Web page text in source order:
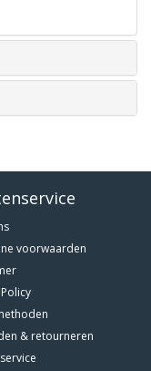
voorwaarden
& retourneren